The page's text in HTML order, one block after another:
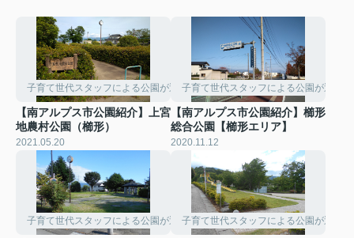
子育て世代スタッフによる公園が近い物件紹介
【南アルプス市公園紹介】上宮
地農村公園（櫛形）
2021.05.20
子育て世代スタッフによる公園が近い
【南アルプス市公園紹介】櫛形
総合公園【櫛形エリア】
2020.11.12
子育て世代スタッフによる公園が近い物件紹介子育て世代スタッフによる公園が近い